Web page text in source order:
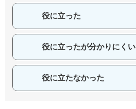
役に立った
役に立ったが分かりにくい
役に立たなかった